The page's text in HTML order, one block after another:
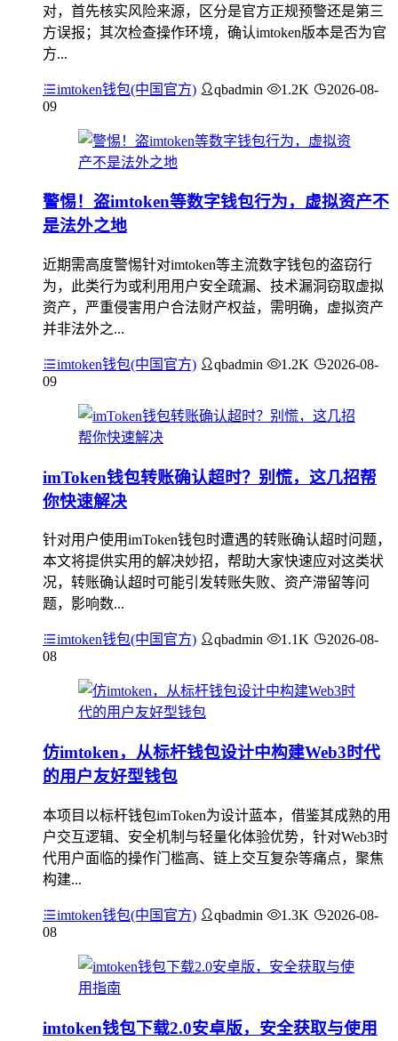
对，首先核实风险来源，区分是官方正规预警还是第三
方误报；其次检查操作环境，确认imtoken版本是否为官
方...
imtoken钱包(中国官方) qbadmin 1.2K
2026-08-
09
警惕！盗imtoken等数字钱包行为，虚拟资产不
是法外之地
近期需高度警惕针对imtoken等主流数字钱包的盗窃行
为，此类行为或利用用户安全疏漏、技术漏洞窃取虚拟
资产，严重侵害用户合法财产权益，需明确，虚拟资产
并非法外之...
imtoken钱包(中国官方) qbadmin 1.2K
2026-08-
09
imToken钱包转账确认超时？别慌，这几招帮
你快速解决
针对用户使用imToken钱包时遭遇的转账确认超时问题，
本文将提供实用的解决妙招，帮助大家快速应对这类状
况，转账确认超时可能引发转账失败、资产滞留等问
题，影响数...
imtoken钱包(中国官方) qbadmin 1.1K
2026-08-
08
仿imtoken，从标杆钱包设计中构建Web3时代
的用户友好型钱包
本项目以标杆钱包imToken为设计蓝本，借鉴其成熟的用
户交互逻辑、安全机制与轻量化体验优势，针对Web3时
代用户面临的操作门槛高、链上交互复杂等痛点，聚焦
构建...
imtoken钱包(中国官方) qbadmin 1.3K
2026-08-
08
imtoken钱包下载2.0安卓版，安全获取与使用